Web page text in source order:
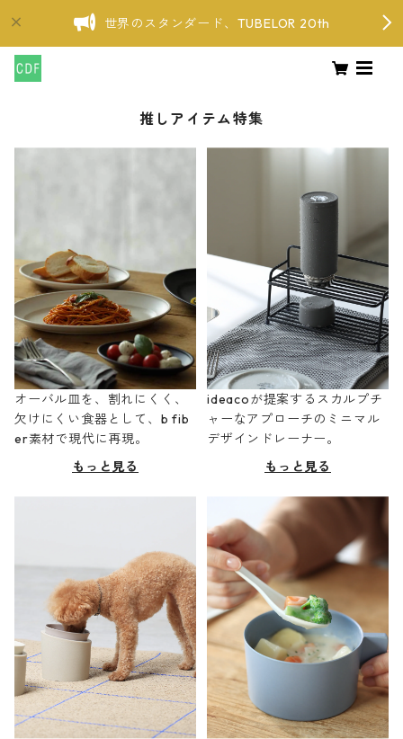
世界のスタンダード、TUBELOR 20th
推しアイテム特集
オーバル皿を、割れにくく、
欠けにくい食器として、b fib
er素材で現代に再現。
もっと見る
ideacoが提案するスカルプチ
ャーなアプローチのミニマル
デザインドレーナー。
もっと見る